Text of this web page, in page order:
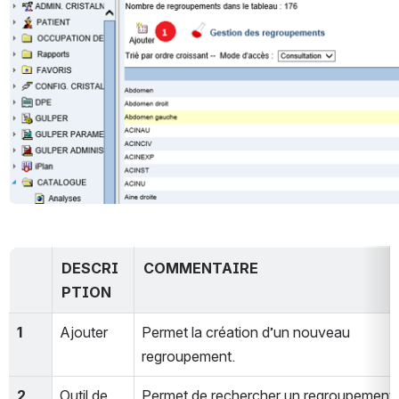
DESCRI
PTION
COMMENTAIRE
1 Ajouter
Permet la création d’un nouveau
regroupement.